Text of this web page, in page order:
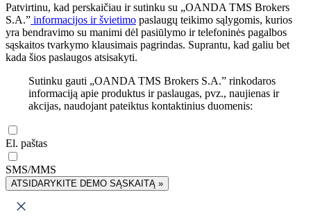
Patvirtinu, kad perskaičiau ir sutinku su „OANDA TMS Brokers
S.A.” informacijos ir švietimo paslaugų teikimo sąlygomis, kurios
yra bendravimo su manimi dėl pasiūlymo ir telefoninės pagalbos
sąskaitos tvarkymo klausimais pagrindas. Suprantu, kad galiu bet
kada šios paslaugos atsisakyti.
Sutinku gauti „OANDA TMS Brokers S.A.” rinkodaros
informaciją apie produktus ir paslaugas, pvz., naujienas ir
akcijas, naudojant pateiktus kontaktinius duomenis:
El. paštas
SMS/MMS
ATSIDARYKITE DEMO SĄSKAITĄ »